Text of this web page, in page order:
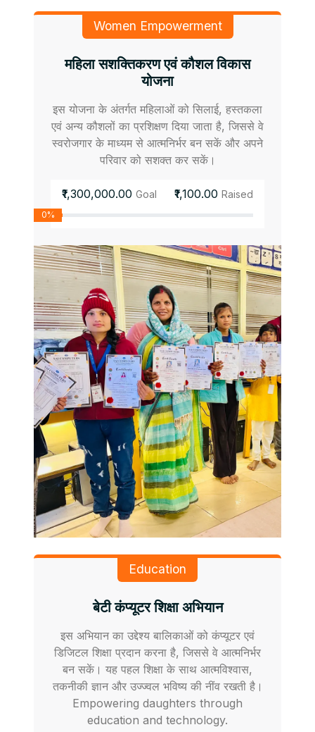
Women Empowerment
महिला सशक्तिकरण एवं कौशल विकास
योजना
इस योजना के अंतर्गत महिलाओं को सिलाई, हस्तकला
एवं अन्य कौशलों का प्रशिक्षण दिया जाता है, जिससे वे
स्वरोजगार के माध्यम से आत्मनिर्भर बन सकें और अपने
परिवार को सशक्त कर सकें।
₹1,300,000.00 Goal ₹1,100.00 Raised
0%
Education
बेटी कंप्यूटर शिक्षा अभियान
इस अभियान का उद्देश्य बालिकाओं को कंप्यूटर एवं
डिजिटल शिक्षा प्रदान करना है, जिससे वे आत्मनिर्भर
बन सकें। यह पहल शिक्षा के साथ आत्मविश्वास,
तकनीकी ज्ञान और उज्ज्वल भविष्य की नींव रखती है।
Empowering daughters through
education and technology.